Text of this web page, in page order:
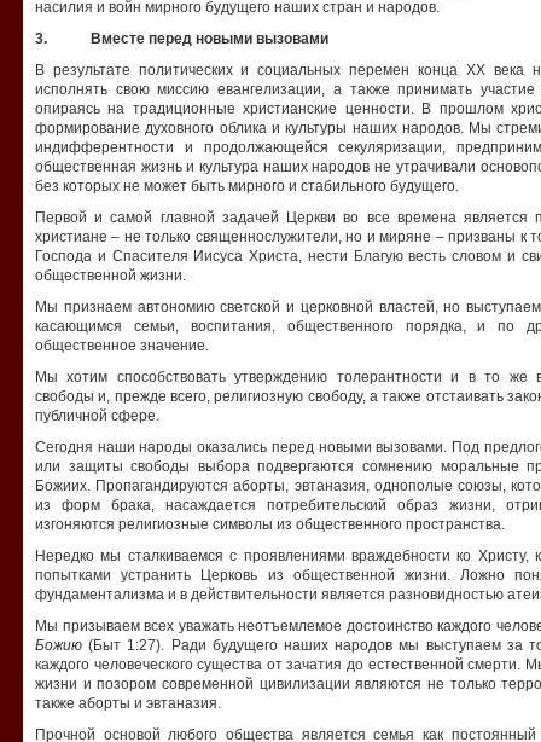
насилия и войн мирного будущего наших стран и народов.
3. Вместе перед новыми вызовами
В результате политических и социальных перемен конца ХХ века
исполнять свою миссию евангелизации, а также принимать
опираясь на традиционные христианские ценности. В прошлом
формирование духовного облика и культуры наших народов. Мы
индифферентности и продолжающейся секуляризации,
общественная жизнь и культура наших народов не утрачивали
без которых не может быть мирного и стабильного будущего.
Первой и самой главной задачей Церкви во все времена является
христиане – не только священнослужители, но и миряне – призваны к
Господа и Спасителя Иисуса Христа, нести Благую весть словом и
общественной жизни.
Мы признаем автономию светской и церковной властей, но
касающимся семьи, воспитания, общественного порядка, и по
общественное значение.
Мы хотим способствовать утверждению толерантности и в то
свободы и, прежде всего, религиозную свободу, а также отстаивать
публичной сфере.
Сегодня наши народы оказались перед новыми вызовами. Под
или защиты свободы выбора подвергаются сомнению моральные
Божиих. Пропагандируются аборты, эвтаназия, однополые союзы,
из форм брака, насаждается потребительский образ жизни,
изгоняются религиозные символы из общественного пространства.
Нередко мы сталкиваемся с проявлениями враждебности ко Христу,
попытками устранить Церковь из общественной жизни. Ложно
фундаментализма и в действительности является разновидностью
Мы призываем всех уважать неотъемлемое достоинство каждого
Божию (Быт 1:27). Ради будущего наших народов мы выступаем за
каждого человеческого существа от зачатия до естественной смерти.
жизни и позором современной цивилизации являются не только
также аборты и эвтаназия.
Прочной основой любого общества является семья как